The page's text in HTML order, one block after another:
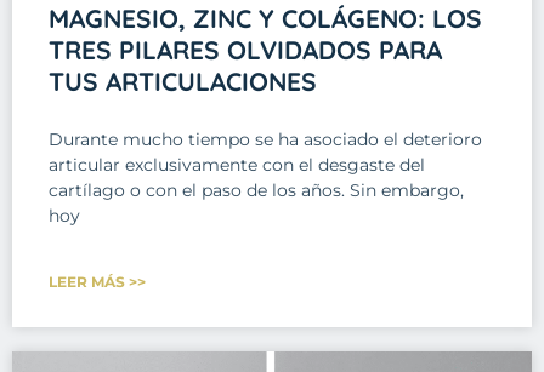
MAGNESIO, ZINC Y COLÁGENO: LOS
TRES PILARES OLVIDADOS PARA
TUS ARTICULACIONES
Durante mucho tiempo se ha asociado el deterioro
articular exclusivamente con el desgaste del
cartílago o con el paso de los años. Sin embargo,
hoy
LEER MÁS >>